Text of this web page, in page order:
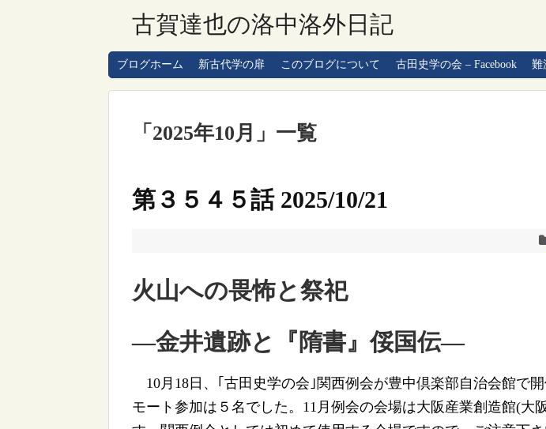
古賀達也の洛中洛外日記
ブログホーム 新古代学の扉 このブログについて 古田史学の会 – Facebook 難
「 2025年10月 」 一覧
第３５４５話 2025/10/21
火山への畏怖と祭祀
―金井遺跡と『隋書』俀国伝―
10月18日、｢古田史学の会｣関西例会が豊中倶楽部自治会館で
モート参加は５名でした。11月例会の会場は大阪産業創造館(大